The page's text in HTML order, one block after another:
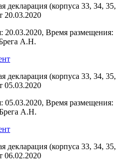
декларация (корпуса 33, 34, 35,
20.03.2020
20.03.2020, Время размещения:
А.Н.
декларация (корпуса 33, 34, 35,
05.03.2020
05.03.2020, Время размещения:
А.Н.
декларация (корпуса 33, 34, 35,
06.02.2020